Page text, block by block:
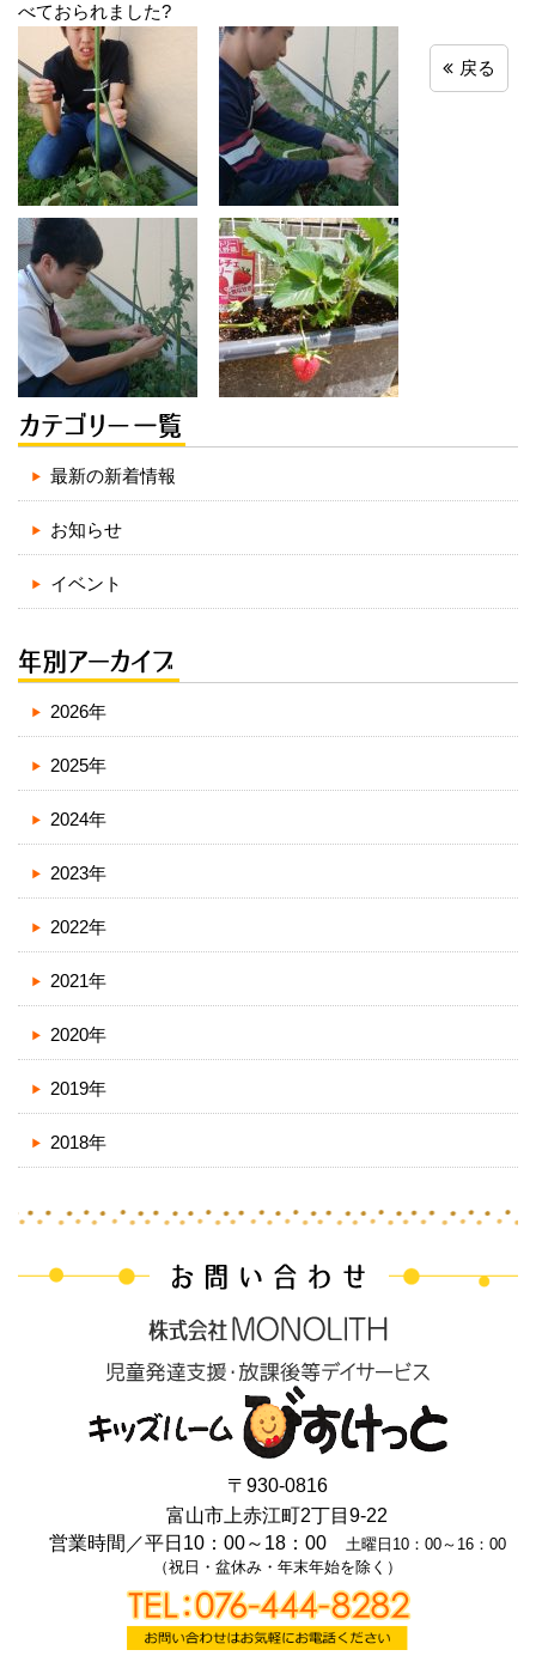
べておられました?
戻る
最新の新着情報
お知らせ
イベント
2026年
2025年
2024年
2023年
2022年
2021年
2020年
2019年
2018年
〒930-0816
富山市上赤江町2丁目9-22
営業時間／平日10：00～18：00 土曜日10：00～16：00
（祝日・盆休み・年末年始を除く）